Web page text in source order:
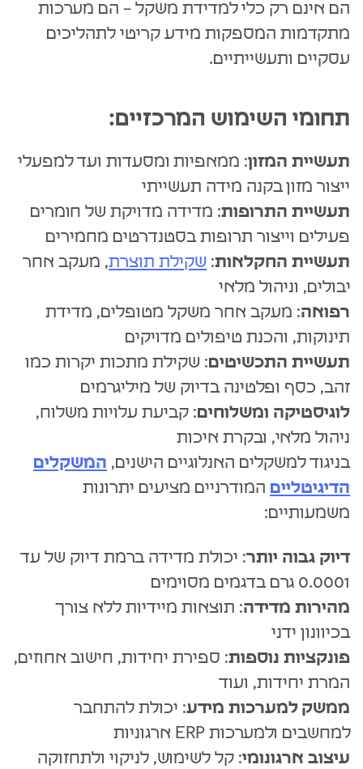
הם אינם רק כלי למדידת משקל – הם מערכות
מתקדמות המספקות מידע קריטי לתהליכים
עסקיים ותעשייתיים.
תחומי השימוש המרכזיים:
תעשיית המזון: ממאפיות ומסעדות ועד למפעלי
ייצור מזון בקנה מידה תעשייתי
תעשיית התרופות: מדידה מדויקת של חומרים
פעילים וייצור תרופות בסטנדרטים מחמירים
תעשיית החקלאות: שקילת תוצרת, מעקב אחר
יבולים, וניהול מלאי
רפואה: מעקב אחר משקל מטופלים, מדידת
תינוקות, והכנת טיפולים מדויקים
תעשיית התכשיטים: שקילת מתכות יקרות כמו
זהב, כסף ופלטינה בדיוק של מיליגרמים
לוגיסטיקה ומשלוחים: קביעת עלויות משלוח,
ניהול מלאי, ובקרת איכות
בניגוד למשקלים האנלוגיים הישנים, המשקלים
הדיגיטליים המודרניים מציעים יתרונות
משמעותיים:
דיוק גבוה יותר: יכולת מדידה ברמת דיוק של עד
0.0001 גרם בדגמים מסוימים
מהירות מדידה: תוצאות מיידיות ללא צורך
בכיוונון ידני
פונקציות נוספות: ספירת יחידות, חישוב אחוזים,
המרת יחידות, ועוד
ממשק למערכות מידע: יכולת להתחבר
למחשבים ולמערכות ERP ארגוניות
עיצוב ארגונומי: קל לשימוש, לניקוי ולתחזוקה